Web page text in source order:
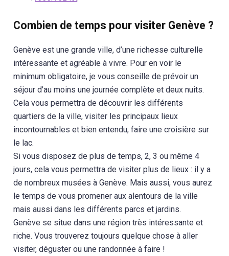
Combien de temps pour visiter Genève ?
Genève est une grande ville, d’une richesse culturelle
intéressante et agréable à vivre. Pour en voir le
minimum obligatoire, je vous conseille de prévoir un
séjour d’au moins une journée complète et deux nuits.
Cela vous permettra de découvrir les différents
quartiers de la ville, visiter les principaux lieux
incontournables et bien entendu, faire une croisière sur
le lac.
Si vous disposez de plus de temps, 2, 3 ou même 4
jours, cela vous permettra de visiter plus de lieux : il y a
de nombreux musées à Genève. Mais aussi, vous aurez
le temps de vous promener aux alentours de la ville
mais aussi dans les différents parcs et jardins.
Genève se situe dans une région très intéressante et
riche. Vous trouverez toujours quelque chose à aller
visiter, déguster ou une randonnée à faire !